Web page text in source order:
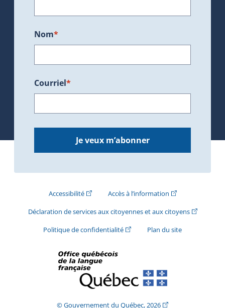
Nom*
Courriel*
Je veux m’abonner
Accessibilité(Cet hyperlien externe s'ouvrira dans une
Accès à l’information(Cet hyperlien
Déclaration de services aux citoyennes et aux citoyens(Cet
Politique de confidentialité(Cet hyperlien externe s'ouvrira
Plan du site
© Gouvernement du Québec, 2026(Cet hyperlien